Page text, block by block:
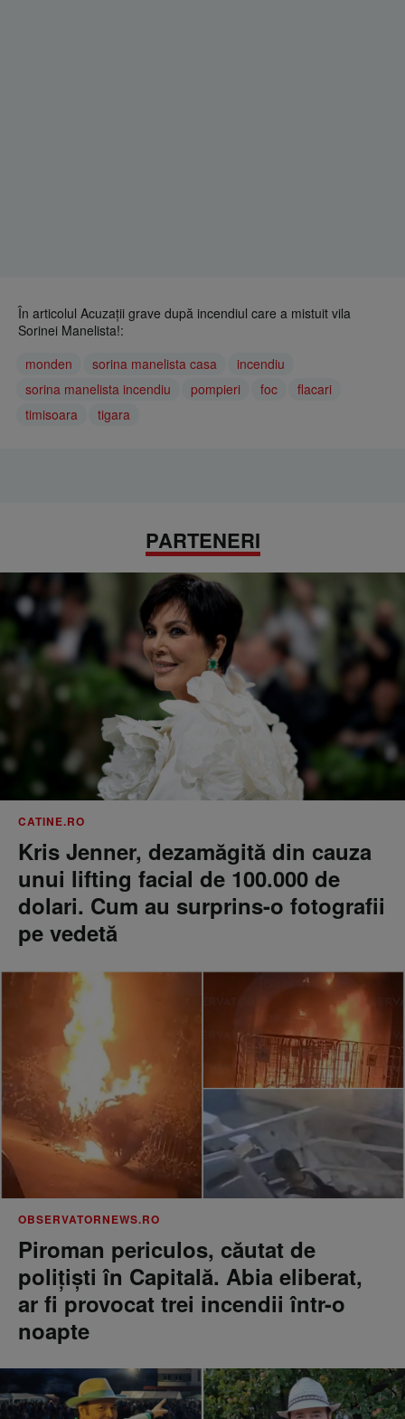
În articolul Acuzaţii grave după incendiul care a mistuit vila
Sorinei Manelista!:
monden
sorina manelista casa
incendiu
sorina manelista incendiu
pompieri foc
flacari
timisoara
tigara
PARTENERI
CATINE.RO
Kris Jenner, dezamăgită din cauza
unui lifting facial de 100.000 de
dolari. Cum au surprins-o fotografii
pe vedetă
OBSERVATORNEWS.RO
Piroman periculos, căutat de
poliţişti în Capitală. Abia eliberat,
ar fi provocat trei incendii într-o
noapte